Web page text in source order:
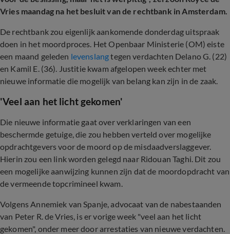
Vries maandag na het besluit van de rechtbank in Amsterdam.
De rechtbank zou eigenlijk aankomende donderdag uitspraak
doen in het moordproces. Het Openbaar Ministerie (OM) eiste
een maand geleden levenslangtegen verdachten Delano G. (22)
en Kamil E. (36). Justitie kwam afgelopen week echter met
nieuwe informatie die mogelijk van belang kan zijn in de zaak.
'Veel aan het licht gekomen'
Die nieuwe informatie gaat over verklaringen van een
beschermde getuige, die zou hebben verteld over mogelijke
opdrachtgevers voor de moord op de misdaadverslaggever.
Hierin zou een link worden gelegd naar Ridouan Taghi. Dit zou
een mogelijke aanwijzing kunnen zijn dat de moordopdracht van
de vermeende topcrimineel kwam.
Volgens Annemiek van Spanje, advocaat van de nabestaanden
van Peter R. de Vries, is er vorige week "veel aan het licht
gekomen", onder meer door arrestaties van nieuwe verdachten.